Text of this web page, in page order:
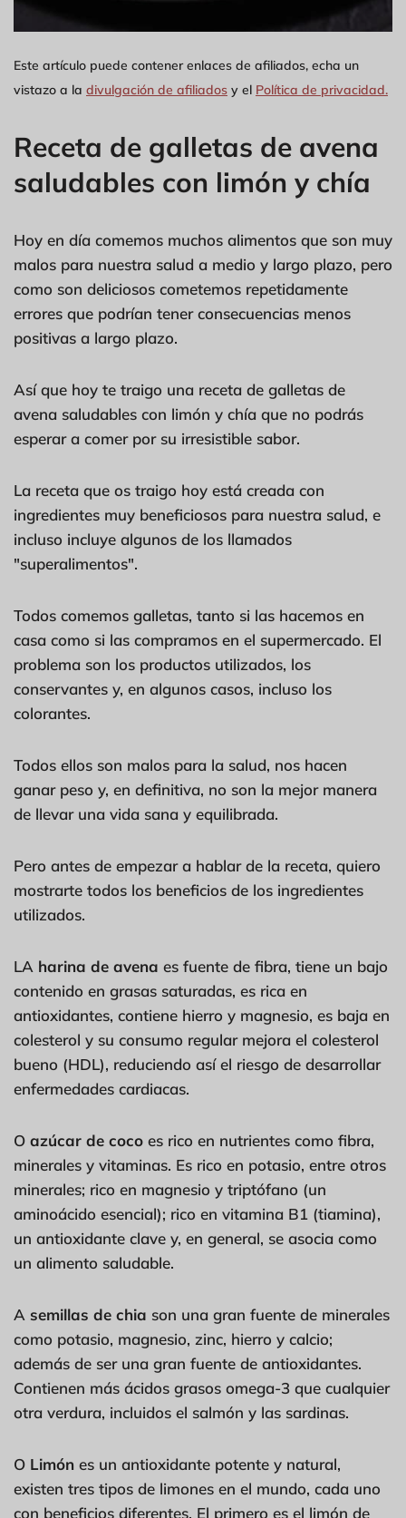
Este artículo puede contener enlaces de afiliados, echa un
vistazo a la divulgación de afiliados y el Política de privacidad.
Receta de galletas de avena
saludables con limón y chía
Hoy en día comemos muchos alimentos que son muy
malos para nuestra salud a medio y largo plazo, pero
como son deliciosos cometemos repetidamente
errores que podrían tener consecuencias menos
positivas a largo plazo.
Así que hoy te traigo una receta de galletas de
avena saludables con limón y chía que no podrás
esperar a comer por su irresistible sabor.
La receta que os traigo hoy está creada con
ingredientes muy beneficiosos para nuestra salud, e
incluso incluye algunos de los llamados
"superalimentos".
Todos comemos galletas, tanto si las hacemos en
casa como si las compramos en el supermercado. El
problema son los productos utilizados, los
conservantes y, en algunos casos, incluso los
colorantes.
Todos ellos son malos para la salud, nos hacen
ganar peso y, en definitiva, no son la mejor manera
de llevar una vida sana y equilibrada.
Pero antes de empezar a hablar de la receta, quiero
mostrarte todos los beneficios de los ingredientes
utilizados.
LA harina de avena es fuente de fibra, tiene un bajo
contenido en grasas saturadas, es rica en
antioxidantes, contiene hierro y magnesio, es baja en
colesterol y su consumo regular mejora el colesterol
bueno (HDL), reduciendo así el riesgo de desarrollar
enfermedades cardiacas.
O azúcar de coco es rico en nutrientes como fibra,
minerales y vitaminas. Es rico en potasio, entre otros
minerales; rico en magnesio y triptófano (un
aminoácido esencial); rico en vitamina B1 (tiamina),
un antioxidante clave y, en general, se asocia como
un alimento saludable.
A semillas de chia son una gran fuente de minerales
como potasio, magnesio, zinc, hierro y calcio;
además de ser una gran fuente de antioxidantes.
Contienen más ácidos grasos omega-3 que cualquier
otra verdura, incluidos el salmón y las sardinas.
O Limón es un antioxidante potente y natural,
existen tres tipos de limones en el mundo, cada uno
con beneficios diferentes. El primero es el limón de